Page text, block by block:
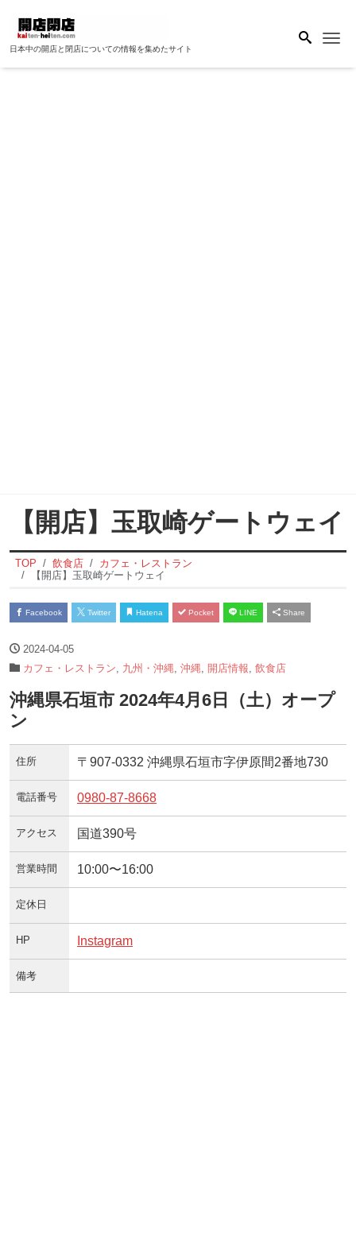
日本中の開店と閉店についての情報を集めたサイト
【開店】玉取崎ゲートウェイ
TOP 飲食店
カフェ・レストラン
【開店】玉取崎ゲートウェイ
Facebook Twitter Hatena Pocket LINE Share
2024-04-05
カフェ・レストラン
九州・沖縄 沖縄 開店情報 飲食店
沖縄県石垣市 2024年4月6日（土）オープ
ン
住所 〒907-0332 沖縄県石垣市字伊原間2番地730
電話番号 0980-87-8668
アクセス 国道390号
営業時間 10:00〜16:00
定休日
HP Instagram
備考